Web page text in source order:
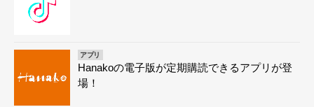
アプリ
Hanakoの電子版が定期購読できるアプリが登
場！